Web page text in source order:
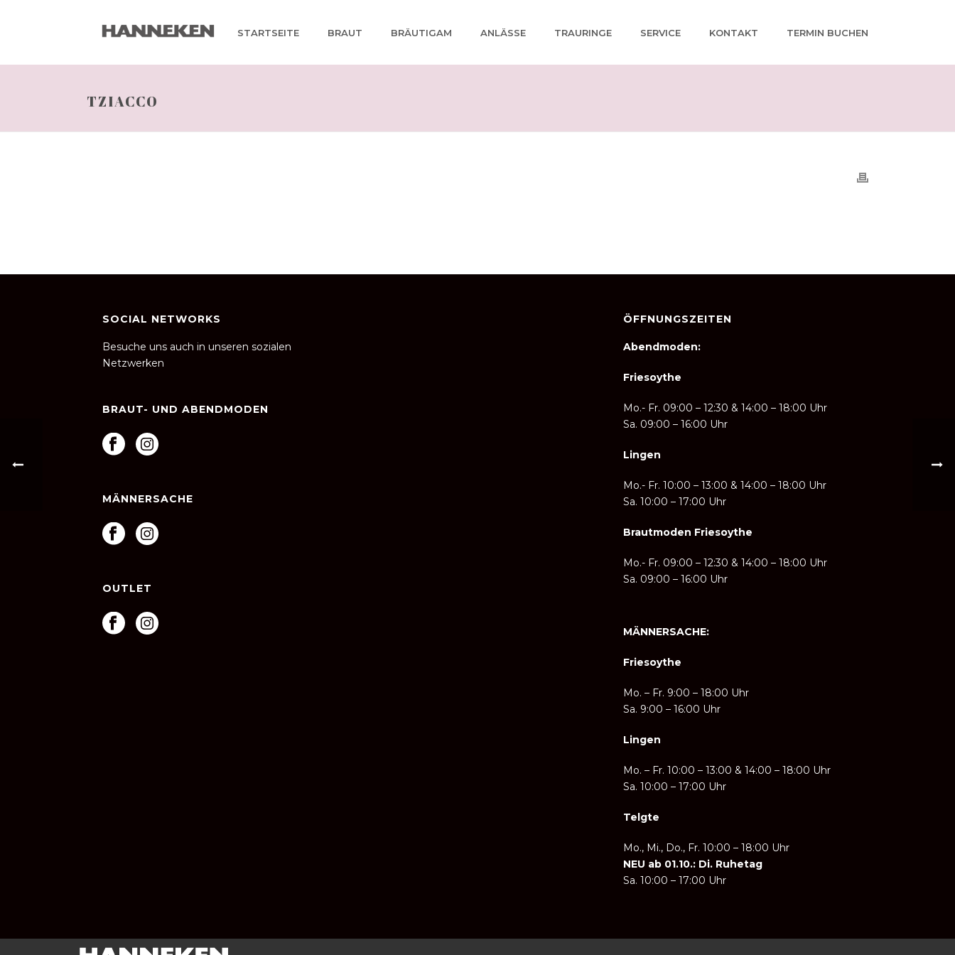
STARTSEITE BRAUT BRÄUTIGAM ANLÄSSE TRAURINGE SERVICE KONTAKT TERMIN BUCHEN
TZIACCO
SOCIAL NETWORKS
Besuche uns auch in unseren sozialen
Netzwerken
BRAUT- UND ABENDMODEN
MÄNNERSACHE
OUTLET
ÖFFNUNGSZEITEN
Abendmoden:
Friesoythe
Mo.- Fr. 09:00 – 12:30 & 14:00 – 18:00 Uhr
Sa. 09:00 – 16:00 Uhr
Lingen
Mo.- Fr. 10:00 – 13:00 & 14:00– 18:00 Uhr
Sa. 10:00 – 17:00 Uhr
Brautmoden Friesoythe
Mo.- Fr. 09:00 – 12:30 & 14:00– 18:00 Uhr
Sa. 09:00 – 16:00 Uhr
MÄNNERSACHE:
Friesoythe
Mo. – Fr. 9:00 – 18:00 Uhr
Sa. 9:00 – 16:00 Uhr
Lingen
Mo. – Fr. 10:00 – 13:00 & 14:00 – 18:00 Uhr
Sa. 10:00 – 17:00 Uhr
Telgte
Mo., Mi., Do., Fr. 10:00 – 18:00 Uhr
NEU ab 01.10.: Di. Ruhetag
Sa. 10:00 – 17:00 Uhr